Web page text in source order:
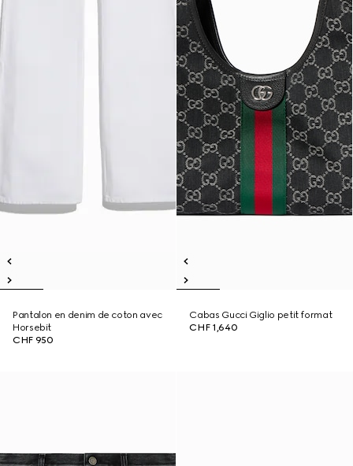
Pantalon en denim de coton avec
Horsebit
CHF 950
Cabas Gucci Giglio petit format
CHF 1,640